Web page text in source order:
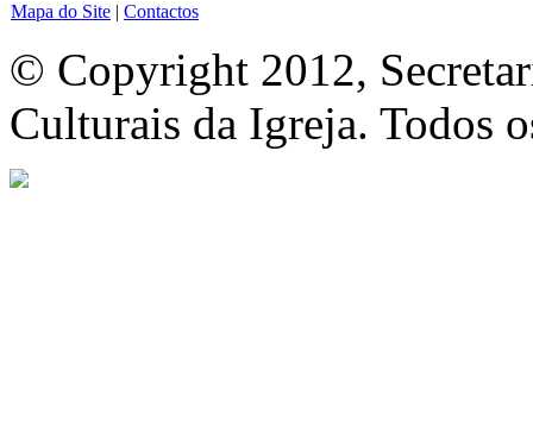
Mapa do Site | Contactos
© Copyright 2012,
Culturais da Igreja. Todos